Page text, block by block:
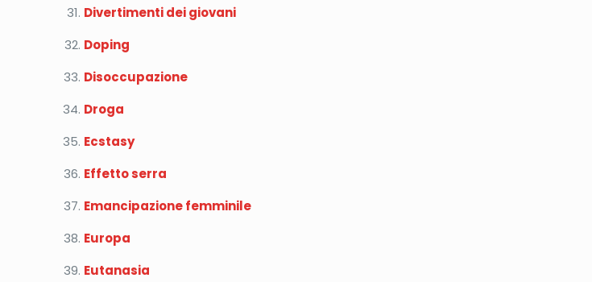
Divertimenti dei giovani
Doping
Disoccupazione
Droga
Ecstasy
Effetto serra
Emancipazione femminile
Europa
Eutanasia